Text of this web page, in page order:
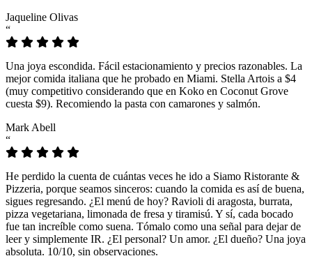
Jaqueline Olivas
“
Una joya escondida. Fácil estacionamiento y precios razonables. La
mejor comida italiana que he probado en Miami. Stella Artois a $4
(muy competitivo considerando que en Koko en Coconut Grove
cuesta $9). Recomiendo la pasta con camarones y salmón.
Mark Abell
“
He perdido la cuenta de cuántas veces he ido a Siamo Ristorante &
Pizzeria, porque seamos sinceros: cuando la comida es así de buena,
sigues regresando. ¿El menú de hoy? Ravioli di aragosta, burrata,
pizza vegetariana, limonada de fresa y tiramisú. Y sí, cada bocado
fue tan increíble como suena. Tómalo como una señal para dejar de
leer y simplemente IR. ¿El personal? Un amor. ¿El dueño? Una joya
absoluta. 10/10, sin observaciones.